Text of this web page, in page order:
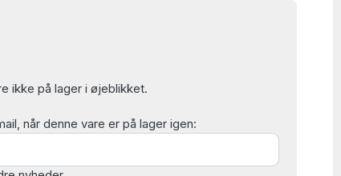
ikke på lager i øjeblikket.
når denne vare er på lager igen: